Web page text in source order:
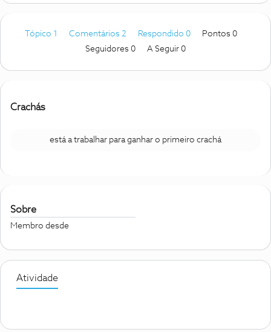
Tópico 1 Comentários 2 Respondido 0
Pontos 0
Seguidores 0 A Seguir 0
Crachás
está a trabalhar para ganhar o primeiro crachá
Sobre
Membro desde
Atividade